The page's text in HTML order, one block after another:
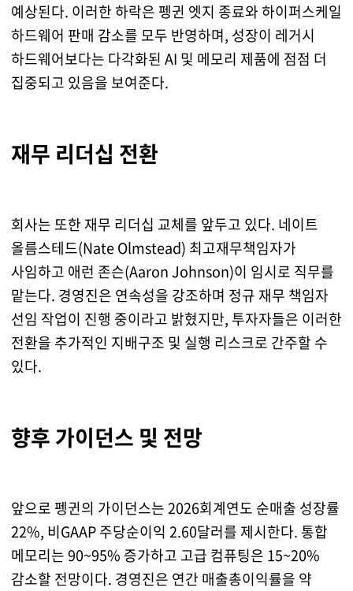
예상된다. 이러한 하락은 펭귄 엣지 종료와 하이퍼스케일
하드웨어 판매 감소를 모두 반영하며, 성장이 레거시
하드웨어보다는 다각화된 AI 및 메모리 제품에 점점 더
집중되고 있음을 보여준다.
재무 리더십 전환
회사는 또한 재무 리더십 교체를 앞두고 있다. 네이트
올름스테드(Nate Olmstead) 최고재무책임자가
사임하고 애런 존슨(Aaron Johnson)이 임시로 직무를
맡는다. 경영진은 연속성을 강조하며 정규 재무 책임자
선임 작업이 진행 중이라고 밝혔지만, 투자자들은 이러한
전환을 추가적인 지배구조 및 실행 리스크로 간주할 수
있다.
향후 가이던스 및 전망
앞으로 펭귄의 가이던스는 2026회계연도 순매출 성장률
22%, 비GAAP 주당순이익 2.60달러를 제시한다. 통합
메모리는 90~95% 증가하고 고급 컴퓨팅은 15~20%
감소할 전망이다. 경영진은 연간 매출총이익률을 약